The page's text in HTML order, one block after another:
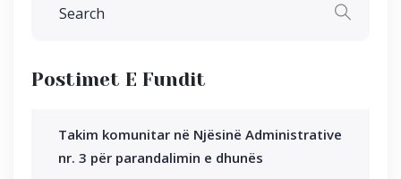
Postimet E Fundit
Takim komunitar në Njësinë Administrative
nr. 3 për parandalimin e dhunës